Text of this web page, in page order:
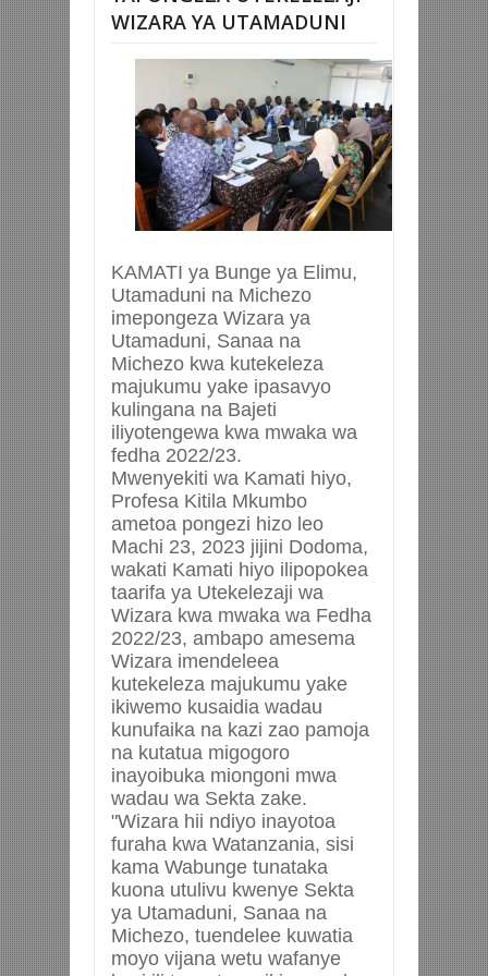
WIZARA YA UTAMADUNI
KAMATI ya Bunge ya Elimu,
Utamaduni na Michezo
imepongeza Wizara ya
Utamaduni, Sanaa na
Michezo kwa kutekeleza
majukumu yake ipasavyo
kulingana na Bajeti
iliyotengewa kwa mwaka wa
fedha 2022/23.
Mwenyekiti wa Kamati hiyo,
Profesa Kitila Mkumbo
ametoa pongezi hizo leo
Machi 23, 2023 jijini Dodoma,
wakati Kamati hiyo ilipopokea
taarifa ya Utekelezaji wa
Wizara kwa mwaka wa Fedha
2022/23, ambapo amesema
Wizara imendeleea
kutekeleza majukumu yake
ikiwemo kusaidia wadau
kunufaika na kazi zao pamoja
na kutatua migogoro
inayoibuka miongoni mwa
wadau wa Sekta zake.
"Wizara hii ndiyo inayotoa
furaha kwa Watanzania, sisi
kama Wabunge tunataka
kuona utulivu kwenye Sekta
ya Utamaduni, Sanaa na
Michezo, tuendelee kuwatia
moyo vijana wetu wafanye